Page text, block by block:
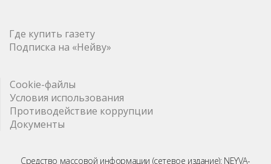
Где купить газету
Подписка на «Нейву»
Cookie-файлы
Условия использования
Противодействие коррупции
Документы
Средство массовой информации (сетевое издание): NEYVA-